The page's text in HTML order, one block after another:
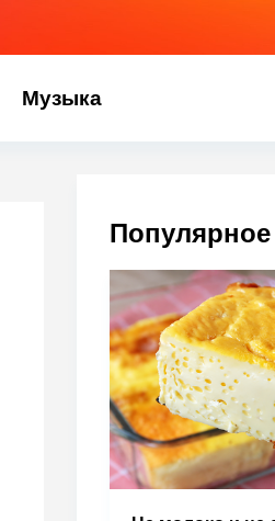
Музыка
Популярное